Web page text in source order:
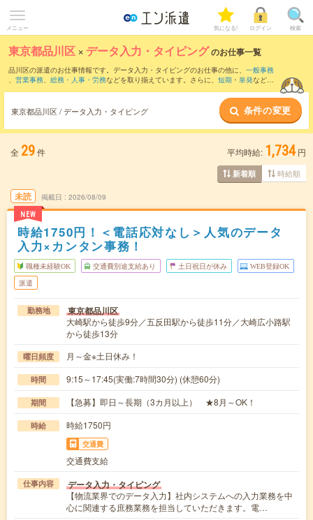
メニュー 気になる! ログイン 検索
東京都品川区 × データ入力・タイピングのお仕事一覧
品川区の派遣のお仕事情報です。データ入力・タイピングのお仕事の他に、 一般事務
、 営業事務、 総務・人事・労務などを取り揃えています。さらに、 短期 ・ 単発などの
東京都品川区 / データ入力・タイピング 条件の変更
全 29件 平均時給: 1,734 円
新着順 時給順
未読
NEW
掲載日 2026/08/09
時給1750円！＜電話応対なし＞人気のデータ
入力×カンタン事務！
職種未経験OK 交通費別途支給あり 土日祝日が休み WEB登録OK
派遣
勤務地 東京都品川区
大崎駅から徒歩9分／五反田駅から徒歩11分／大崎広小路駅
から徒歩13分
曜日頻度 月～金※土日休み！
時間 9:15～17:45(実働:7時間30分) (休憩60分)
期間 【急募】即日～長期（3カ月以上） ★8月～OK！
時給 時給1750円
交通費
交通費支給
仕事内容 データ入力・タイピング
【物流業界でのデータ入力】社内システムへの入力業務を中
心に関連する庶務業務を担当していただきます。電…